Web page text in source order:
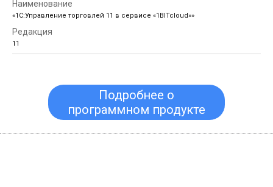
«1С:Управление торговлей 11 в сервисе «1BITcloud»»
11
Подробнее о
программном продукте